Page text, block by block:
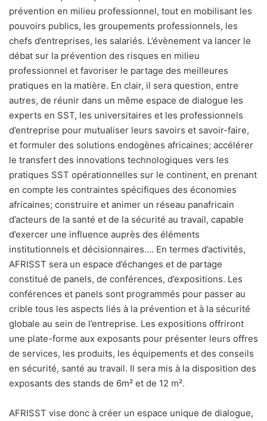
prévention en milieu professionnel, tout en mobilisant les
pouvoirs publics, les groupements professionnels, les
chefs d’entreprises, les salariés. L’évènement va lancer le
débat sur la prévention des risques en milieu
professionnel et favoriser le partage des meilleures
pratiques en la matière. En clair, il sera question, entre
autres, de réunir dans un même espace de dialogue les
experts en SST, les universitaires et les professionnels
d’entreprise pour mutualiser leurs savoirs et savoir-faire,
et formuler des solutions endogènes africaines; accélérer
le transfert des innovations technologiques vers les
pratiques SST opérationnelles sur le continent, en prenant
en compte les contraintes spécifiques des économies
africaines; construire et animer un réseau panafricain
d’acteurs de la santé et de la sécurité au travail, capable
d’exercer une influence auprès des éléments
institutionnels et décisionnaires…. En termes d’activités,
AFRISST sera un espace d’échanges et de partage
constitué de panels, de conférences, d’expositions. Les
conférences et panels sont programmés pour passer au
crible tous les aspects liés à la prévention et à la sécurité
globale au sein de l’entreprise. Les expositions offriront
une plate-forme aux exposants pour présenter leurs offres
de services, les produits, les équipements et des conseils
en sécurité, santé au travail. Il sera mis à la disposition des
exposants des stands de 6m² et de 12 m².
AFRISST vise donc à créer un espace unique de dialogue,